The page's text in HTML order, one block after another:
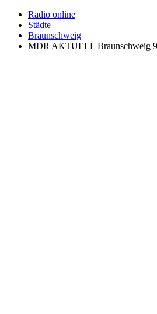
Radio online
Städte
Braunschweig
MDR AKTUELL Braunschweig